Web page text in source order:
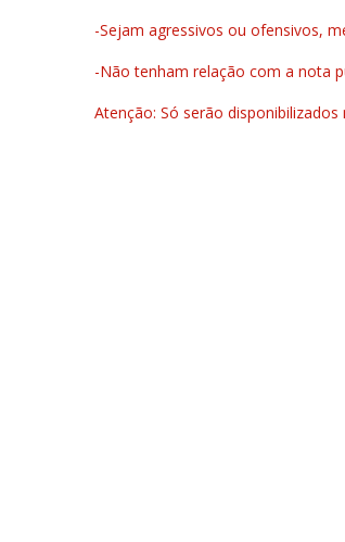
-Sejam agressivos ou ofensivos,
-Não tenham relação com a nota
Atenção: Só serão